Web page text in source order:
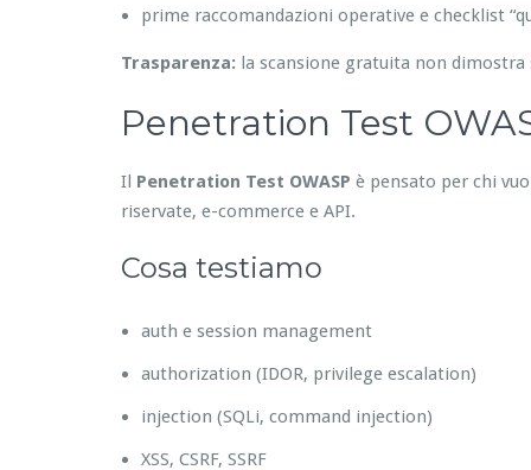
prime raccomandazioni operative e checklist
Trasparenza: la scansione gratuita non dimostra
Penetration Test
Il Penetration Test OWASP è pensato per chi
riservate, e-commerce e API.
Cosa testiamo
auth e session management
authorization (IDOR, privilege escalation)
injection (SQLi, command injection)
XSS, CSRF, SSRF